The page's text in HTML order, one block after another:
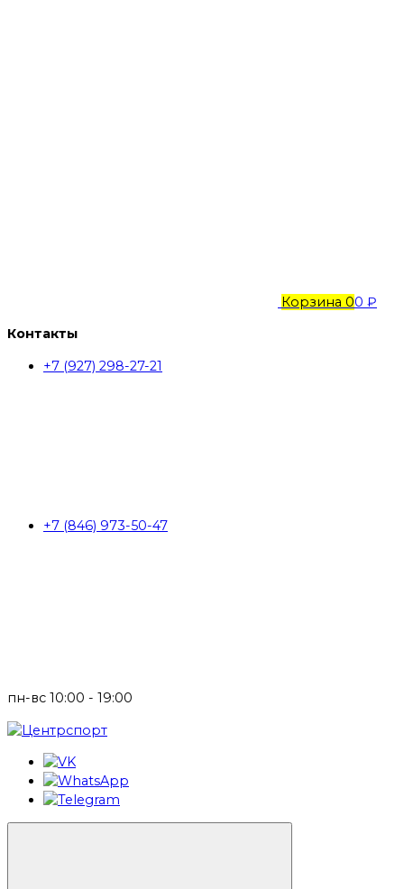
Корзина 00 ₽
Контакты
+7 (927) 298-27-21
+7 (846) 973-50-47
пн-вс 10:00 - 19:00